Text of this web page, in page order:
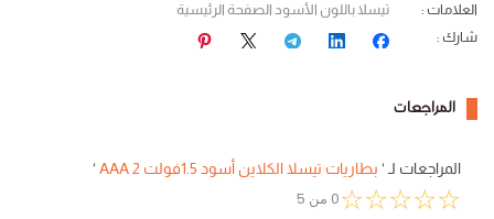
العلامات :
تيسلا باللون الأسود الصفحة الرئيسية
شارك :
المراجعات
المراجعات لـ ‘ بطاريات تيسلا الكلاين أسود 1.5فولت AAA 2 ‘
☆
☆
☆
☆
☆
0 من